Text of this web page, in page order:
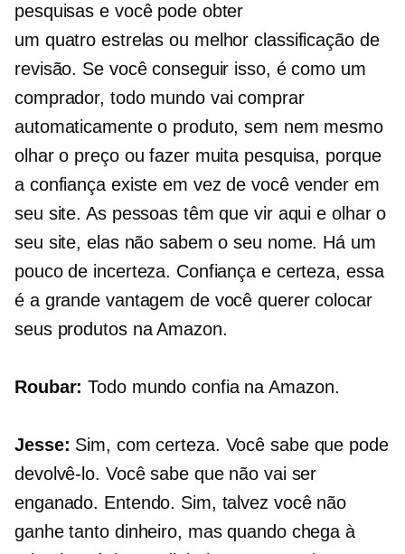
pesquisas e você pode obter
um quatro estrelas ou melhor classificação de
revisão. Se você conseguir isso, é como um
comprador, todo mundo vai comprar
automaticamente o produto, sem nem mesmo
olhar o preço ou fazer muita pesquisa, porque
a confiança existe em vez de você vender em
seu site. As pessoas têm que vir aqui e olhar o
seu site, elas não sabem o seu nome. Há um
pouco de incerteza. Confiança e certeza, essa
é a grande vantagem de você querer colocar
seus produtos na Amazon.
Roubar: Todo mundo confia na Amazon.
Jesse: Sim, com certeza. Você sabe que pode
devolvê-lo. Você sabe que não vai ser
enganado. Entendo. Sim, talvez você não
ganhe tanto dinheiro, mas quando chega à